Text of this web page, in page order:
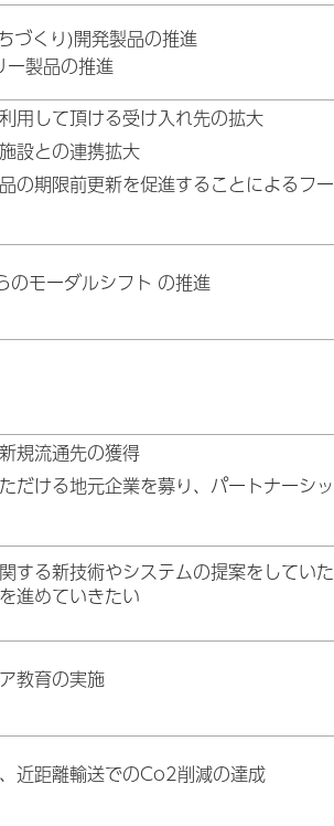
づくり)開発製品の推進
ー製品の推進
用して頂ける受け入れ先の拡大
設との連携拡大
の期限前更新を促進することによるフー
のモーダルシフト の推進
規流通先の獲得
だける地元企業を募り、パートナーシッ
する新技術やシステムの提案をしていた
進めていきたい
教育の実施
近距離輸送でのCo2削減の達成